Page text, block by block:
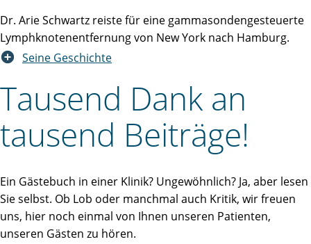
Dr. Arie Schwartz reiste für eine gammasondengesteuerte
Lymphknotenentfernung von New York nach Hamburg.
Seine Geschichte
Tausend Dank an
tausend Beiträge!
Ein Gästebuch in einer Klinik? Ungewöhnlich? Ja, aber lesen
Sie selbst. Ob Lob oder manchmal auch Kritik, wir freuen
uns, hier noch einmal von Ihnen unseren Patienten,
unseren Gästen zu hören.